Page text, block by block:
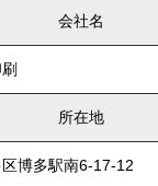
会社名
所在地
博多駅南6-17-12